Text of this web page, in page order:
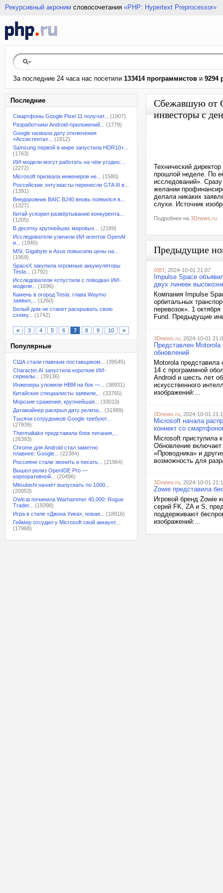
Рекурсивный акроним словосочетания «PHP: Hypertext Preprocessor»
За последние 24 часа нас посетили 133414 программистов и 9294
Последние
Смартфоны Google Pixel 11 получат...
(1907)
Разработчики Android-приложений...
(1779)
Google назвала дату отключения
«Ассистента»...
(1812)
Samsung первой в мире запустила HDR10+...
(1763)
ИИ-модели могут работать на чём угодно:...
(2272)
Microsoft призвала инженеров не...
(1580)
Российские энтузиасты перенесли GTA III в...
(1391)
Внедорожник BAIC BJ40 вновь появился в...
(1327)
Китай ускорил развёртывание конкурента...
(1205)
В десятку крупнейших мировых...
(2189)
Исследователи уличили ИИ-агентов OpenAI
и...
(1945)
MSI, Gigabyte и Asus повысили цены на...
(1959)
SpaceX закупила огромные аккумуляторы
Tesla...
(1792)
Исследователи «спустили с поводка» ИИ-
модели...
(1696)
Камень в огород Tesla: глава Waymo
заявил,...
(1260)
Белый дом не станет раскрывать свою
схему...
(1742)
< 3 4 5 6 7 8 9 10 >
Популярные
США стали главным поставщиком...
(39545)
Character.AI запустила короткие ИИ-
сериалы...
(39136)
Инженеры уложили HBM на бок —...
(38931)
Китайские специалисты заявили,...
(33765)
Морские сражения, крупнейшая...
(33010)
Датамайнер раскрыл дату релиза...
(31989)
Тысячи сотрудников Google требуют...
(27939)
Thermaltake представила блок питания,...
(26393)
Chrome для Android стал заметно
плавнее: Google...
(22384)
Россияне стали звонить и писать...
(21964)
Вышел релиз OpenIDE Pro —
корпоративной...
(20496)
Mitsubishi начнёт выпускать по 1000...
(20053)
Owlcat починила Warhammer 40,000: Rogue
Trader...
(19398)
Игра в стиле «Джона Уика», новая...
(18916)
Геймер отсудил у Microsoft свой аккаунт...
(17968)
Сбежавшую от
инвесторы с
Технический
прошлой неделе. По
исследований».
желании
делала никаких
слухи. Источник
Подробнее на 3Dnews.ru
Предыдущие
iXBT, 2024-10-01 21:07
Impulse Space
двух линеек
Компания Impulse
орбитальных
перевозок». 1
Fund. Предыдущие
3Dnews.ru , 2024-10-01
Представлен
обновлений
Motorola
14 с программной
Android и шесть лет
искусственного
изображений:...
3Dnews.ru , 2024-10-01
Microsoft начала
коннект со
Microsoft приступила
Обновление
«Проводника» и
возможность для
3Dnews.ru , 2024-10-01
Zowie представила
Игровой бренд Zowie
серий FK, ZA и S,
поддерживают
изображений:...